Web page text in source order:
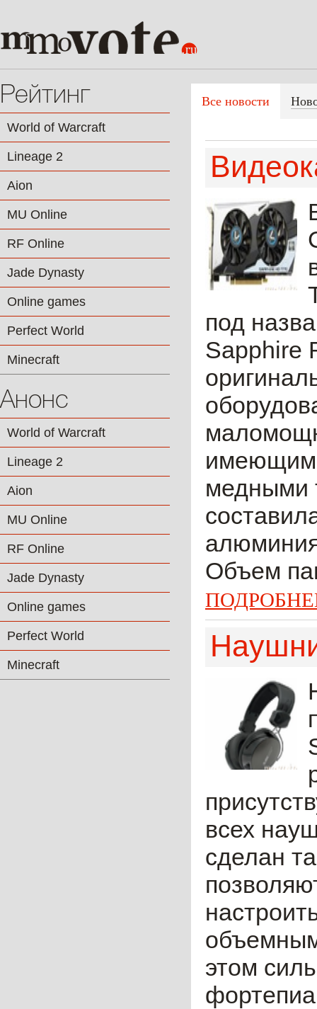
Рейтинг
World of Warcraft
Lineage 2
Aion
MU Online
RF Online
Jade Dynasty
Online games
Perfect World
Minecraft
Анонс
World of Warcraft
Lineage 2
Aion
MU Online
RF Online
Jade Dynasty
Online games
Perfect World
Minecraft
Все новости
под
Sapphire
имеющим
медными
Объем
всех
сделан
этом